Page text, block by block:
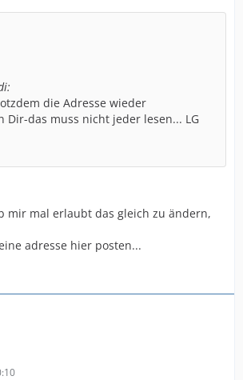
die Adresse wieder
Dir-das muss nicht jeder lesen... LG
mir mal erlaubt das gleich zu ändern,
adresse hier posten...